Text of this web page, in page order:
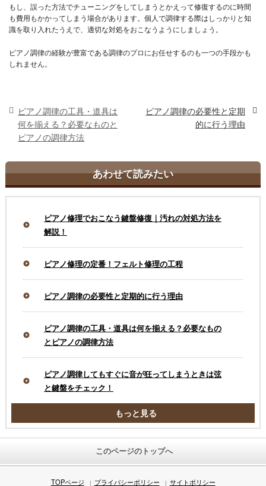
もし、誤った方法でチューニングをしてしまうとかえって修復するのに時間
も費用もかかってしまう場合があります。個人で調律する際はしっかりと知
識を取り入れたうえで、適切な対処をおこなうようにしましょう。
ピアノ調律の経験が豊富である調律のプロにお任せするのも一つの手段かも
しれません。
ピアノ調律の工具・道具は
何を揃える？必要なものと
ピアノの調律方法
ピアノ調律の必要性と定期
的に行う理由
あわせて読みたい
ピアノ修理でおこなう鍵盤修復｜汚れの対処方法を
解説！
ピアノ修理の定番！フェルト修理の工程
ピアノ調律の必要性と定期的に行う理由
ピアノ調律の工具・道具は何を揃える？必要なもの
とピアノの調律方法
ピアノ調律してもすぐに音が狂ってしまうときは弦
と鍵盤をチェック！
もっと見る
このページのトップへ
TOPページ プライバシーポリシー サイトポリシー